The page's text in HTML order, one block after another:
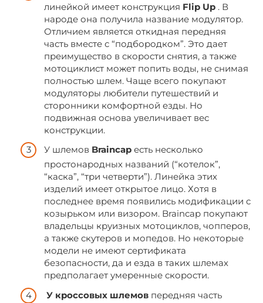
линейкой имеет конструкция Flip Up . В
народе она получила название модулятор.
Отличием является откидная передняя
часть вместе с “подбородком”. Это дает
преимущество в скорости снятия, а также
мотоциклист может попить воды, не снимая
полностью шлем. Чаще всего покупают
модуляторы любители путешествий и
сторонники комфортной езды. Но
подвижная основа увеличивает вес
конструкции.
У шлемов Braincap есть несколько
простонародных названий (“котелок”,
“каска”, “три четверти”). Линейка этих
изделий имеет открытое лицо. Хотя в
последнее время появились модификации с
козырьком или визором. Braincap покупают
владельцы круизных мотоциклов, чопперов,
а также скутеров и мопедов. Но некоторые
модели не имеют сертификата
безопасности, да и езда в таких шлемах
предполагает умеренные скорости.
У кроссовых шлемов передняя часть